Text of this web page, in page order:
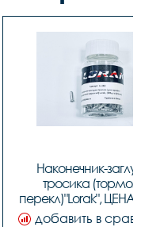
Наконечник-
тросика
перекл)"Lorak", ЦЕНА
(100шт в
добавить в